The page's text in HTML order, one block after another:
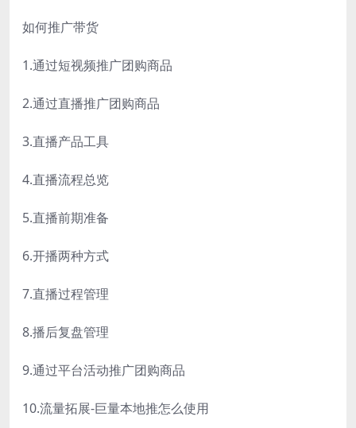
如何推广带货
1.通过短视频推广团购商品
2.通过直播推广团购商品
3.直播产品工具
4.直播流程总览
5.直播前期准备
6.开播两种方式
7.直播过程管理
8.播后复盘管理
9.通过平台活动推广团购商品
10.流量拓展-巨量本地推怎么使用